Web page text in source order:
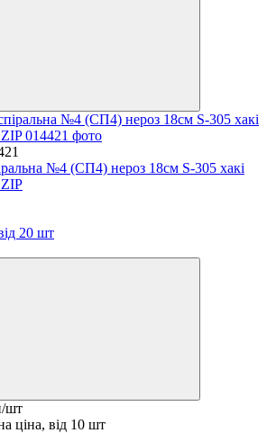
№4 (СП4) нероз 18см S-305 хакі
20 шт
шт
ціна, від 10 шт